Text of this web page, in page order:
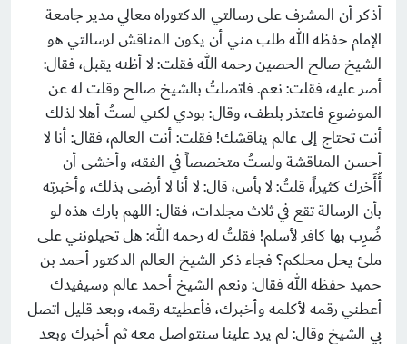
أذكر أن المشرف على رسالتي الدكتوراه معالي مدير جامعة
الإمام حفظه الله طلب مني أن يكون المناقش لرسالتي هو
الشيخ صالح الحصين رحمه الله فقلت: لا أظنه يقبل، فقال:
أصر عليه، فقلت: نعم. فاتصلتُ بالشيخ صالح وقلت له عن
الموضوع فاعتذر بلطف، وقال: بودي لكني لستُ أهلا لذلك
أنت تحتاج إلى عالم يناقشك! فقلت: أنت العالم، فقال: أنا لا
أحسن المناقشة ولستُ متخصصاً في الفقه، وأخشى أن
أُأَخرك كثيراً، قلتُ: لا بأس، قال: لا أنا لا أرضى بذلك، وأخبرته
بأن الرسالة تقع في ثلاث مجلدات، فقال: اللهم بارك هذه لو
ضُرِب بها كافر لأسلم! فقلتُ له رحمه الله: هل تحيلونني على
ملئ يحل محلكم؟ فجاء ذكر الشيخ العالم الدكتور أحمد بن
حميد حفظه الله فقال: ونعم الشيخ أحمد عالم وسيفيدك
أعطني رقمه لأكلمه وأخبرك، فأعطيته رقمه، وبعد قليل اتصل
بي الشيخ وقال: لم يرد علينا سنتواصل معه ثم أخبرك وبعد